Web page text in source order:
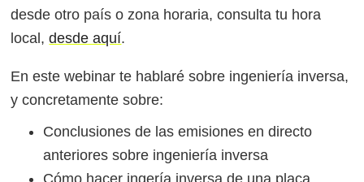
desde otro país o zona horaria, consulta tu hora
local,desde aquí.
En este webinar te hablaré sobre ingeniería inversa,
y concretamente sobre:
Conclusiones de las emisiones en directo
anteriores sobre ingeniería inversa
Cómo hacer ingería inversa de una placa